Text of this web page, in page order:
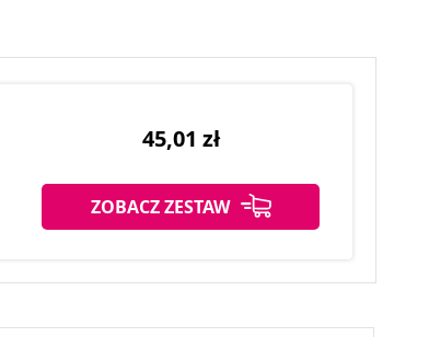
45,01 zł
ZOBACZ ZESTAW